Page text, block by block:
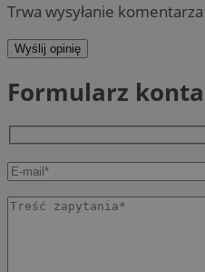
Trwa wysyłanie
Wyślij opinię
Formularz